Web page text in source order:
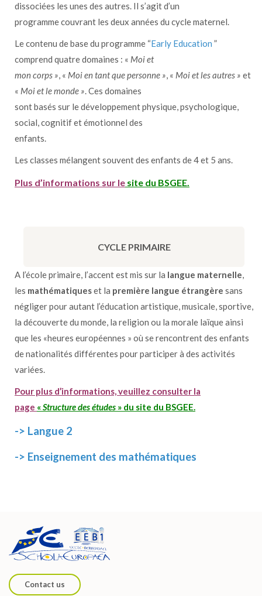
dissociées les unes des autres. Il s’agit d’un
programme couvrant les deux années du cycle maternel.
Le contenu de base du programme “Early Education ”
comprend quatre domaines : « Moi et
mon corps », « Moi en tant que personne », « Moi et les autres » et
« Moi et le monde ». Ces domaines
sont basés sur le développement physique, psychologique,
social, cognitif et émotionnel des
enfants.
Les classes mélangent souvent des enfants de 4 et 5 ans.
Plus d’informations sur le site du BSGEE.
CYCLE PRIMAIRE
A l’école primaire, l’accent est mis sur la langue maternelle,
les mathématiqueset la première langue étrangère sans
négliger pour autant l’éducation artistique, musicale, sportive,
la découverte du monde, la religion ou la morale laïque ainsi
que les «heures européennes » où se rencontrent des enfants
de nationalités différentes pour participer à des activités
variées.
Pour plus d’informations, veuillez consulter la
page «Structure des études » du site du BSGEE.
-> Langue 2
-> Enseignement des mathématiques
Contact us